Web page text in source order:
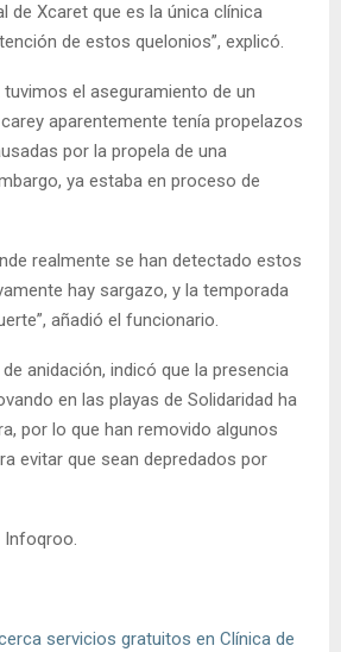
de Xcaret que es la única clínica
de estos quelonios”, explicó.
tuvimos el aseguramiento de un
aparentemente tenía propelazos
por la propela de una
ya estaba en proceso de
realmente se han detectado estos
hay sargazo, y la temporada
añadió el funcionario.
anidación, indicó que la presencia
en las playas de Solidaridad ha
por lo que han removido algunos
evitar que sean depredados por
Infoqroo.
servicios gratuitos en Clínica de